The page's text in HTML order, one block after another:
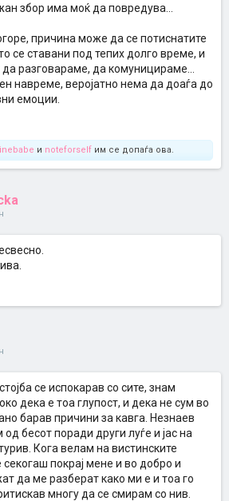
збор има моќ да повредува...
причина може да се потиснатите
се ставани под тепих долго време, и
разговараме, да комуницираме...
навреме, веројатно нема да доаѓа до
емоции.
и noteforself им се допаѓа ова.
се испокарав со сите, знам
дека е тоа глупост, и дека не сум во
барав причини за кавга. Незнаев
бесот поради други луѓе и јас на
Кога велам на вистинските
покрај мене и во добро и
да ме разберат како ми е и тоа го
многу да се смирам со нив.